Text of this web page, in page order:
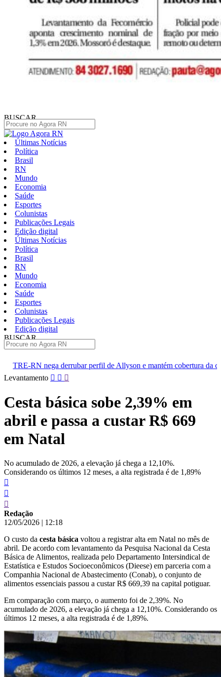
BUSCAR
Últimas Notícias
Política
Brasil
RN
Mundo
Economia
Saúde
Esportes
Colunistas
Publicações Legais
Edição digital
Últimas Notícias
Política
Brasil
RN
Mundo
Economia
Saúde
Esportes
Colunistas
Publicações Legais
Edição digital
BUSCAR
perfil de Allyson e mantém cobertura da convenção
Pular
conteúdo
Levantamento
Cesta básica sobe 2,39% em
abril e passa a custar R$ 669
em Natal
No acumulado de 2026, a elevação já chega a 12,10%.
Considerando os últimos 12 meses, a alta registrada é de 1,89%
Redação
12/05/2026 | 12:18
O custo da cesta básica voltou a registrar alta em Natal no mês de
abril. De acordo com levantamento da Pesquisa Nacional da Cesta
Básica de Alimentos, realizada pelo Departamento Intersindical de
Estatística e Estudos Socioeconômicos (Dieese) em parceria com a
Companhia Nacional de Abastecimento (Conab), o conjunto de
alimentos essenciais passou a custar R$ 669,39 na capital potiguar.
Em comparação com março, o aumento foi de 2,39%. No
acumulado de 2026, a elevação já chega a 12,10%. Considerando os
últimos 12 meses, a alta registrada é de 1,89%.